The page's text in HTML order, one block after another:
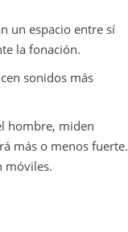
un espacio entre sí
la fonación.
sonidos más
hombre, miden
más o menos fuerte.
móviles.